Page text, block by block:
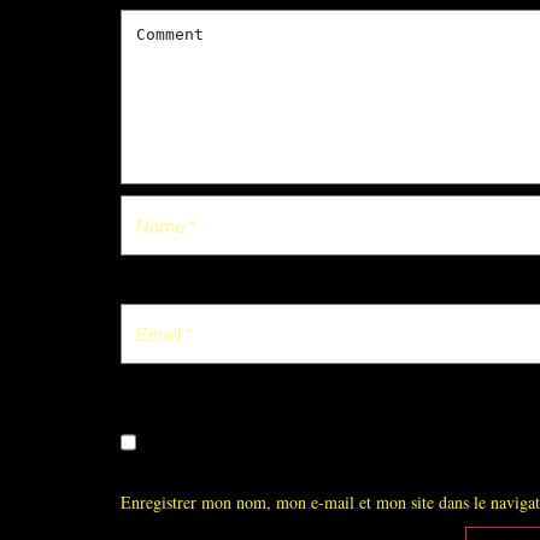
Enregistrer mon nom, mon e-mail et mon site dans le